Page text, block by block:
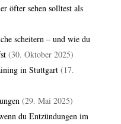
öfter sehen solltest als
scheitern – und wie du
(30. Oktober 2025)
in Stuttgart (17.
(29. Mai 2025)
du Entzündungen im